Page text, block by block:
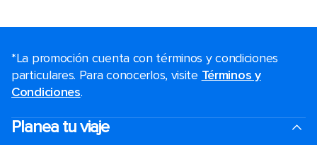
*La promoción cuenta con términos y condiciones
particulares. Para conocerlos, visite Términos y
Condiciones.
Planea tu viaje